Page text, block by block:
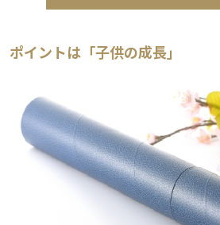
ポイントは「子供の成長」